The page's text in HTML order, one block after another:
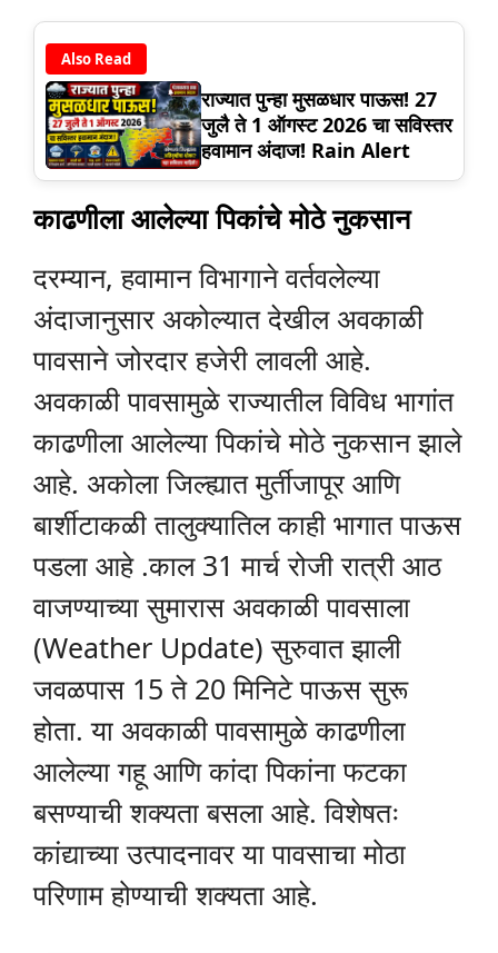
Also Read
राज्यात पुन्हा मुसळधार पाऊस! 27
जुलै ते 1 ऑगस्ट 2026 चा सविस्तर
हवामान अंदाज! Rain Alert
काढणीला आलेल्या पिकांचे मोठे नुकसान
दरम्यान, हवामान विभागाने वर्तवलेल्या
अंदाजानुसार अकोल्यात देखील अवकाळी
पावसाने जोरदार हजेरी लावली आहे.
अवकाळी पावसामुळे राज्यातील विविध भागांत
काढणीला आलेल्या पिकांचे मोठे नुकसान झाले
आहे. अकोला जिल्ह्यात मुर्तीजापूर आणि
बार्शीटाकळी तालुक्यातिल काही भागात पाऊस
पडला आहे .काल 31 मार्च रोजी रात्री आठ
वाजण्याच्या सुमारास अवकाळी पावसाला
(Weather Update) सुरुवात झाली
जवळपास 15 ते 20 मिनिटे पाऊस सुरू
होता. या अवकाळी पावसामुळे काढणीला
आलेल्या गहू आणि कांदा पिकांना फटका
बसण्याची शक्यता बसला आहे. विशेषतः
कांद्याच्या उत्पादनावर या पावसाचा मोठा
परिणाम होण्याची शक्यता आहे.